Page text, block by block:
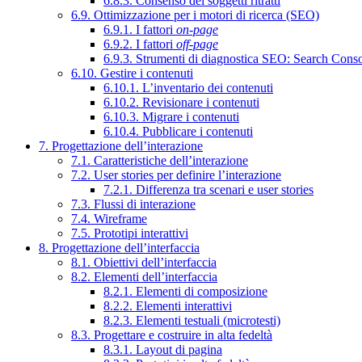
6.9. Ottimizzazione per i motori di ricerca (SEO)
6.9.1. I fattori on-page
6.9.2. I fattori off-page
6.9.3. Strumenti di diagnostica SEO: Search
6.10. Gestire i contenuti
6.10.1. L’inventario dei contenuti
6.10.2. Revisionare i contenuti
6.10.3. Migrare i contenuti
6.10.4. Pubblicare i contenuti
7. Progettazione dell’interazione
7.1. Caratteristiche dell’interazione
7.2. User stories per definire l’interazione
7.2.1. Differenza tra scenari e user stories
7.3. Flussi di interazione
7.4. Wireframe
7.5. Prototipi interattivi
8. Progettazione dell’interfaccia
8.1. Obiettivi dell’interfaccia
8.2. Elementi dell’interfaccia
8.2.1. Elementi di composizione
8.2.2. Elementi interattivi
8.2.3. Elementi testuali (microtesti)
8.3. Progettare e costruire in alta fedeltà
8.3.1. Layout di pagina